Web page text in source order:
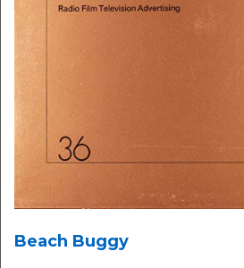
Beach Buggy